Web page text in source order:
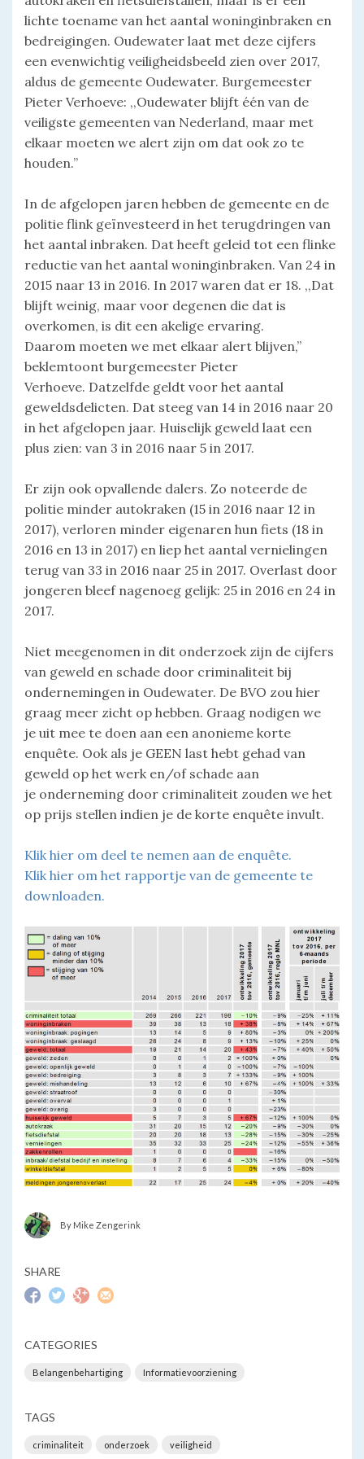
lichte toename van het aantal woninginbraken en
bedreigingen. Oudewater laat met deze cijfers
een evenwichtig veiligheidsbeeld zien over 2017,
aldus de gemeente Oudewater. Burgemeester
Pieter Verhoeve: ,,Oudewater blijft één van de
veiligste gemeenten van Nederland, maar met
elkaar moeten we alert zijn om dat ook zo te
houden.’’
In de afgelopen jaren hebben de gemeente en de
politie flink geïnvesteerd in het terugdringen van
het aantal inbraken. Dat heeft geleid tot een flinke
reductie van het aantal woninginbraken. Van 24 in
2015 naar 13 in 2016. In 2017 waren dat er 18. ,,Dat
blijft weinig, maar voor degenen die dat is
overkomen, is dit een akelige ervaring.
Daarom moeten we met elkaar alert blijven,’’
beklemtoont burgemeester Pieter
Verhoeve. Datzelfde geldt voor het aantal
geweldsdelicten. Dat steeg van 14 in 2016 naar 20
in het afgelopen jaar. Huiselijk geweld laat een
plus zien: van 3 in 2016 naar 5 in 2017.
Er zijn ook opvallende dalers. Zo noteerde de
politie minder autokraken (15 in 2016 naar 12 in
2017), verloren minder eigenaren hun fiets (18 in
2016 en 13 in 2017) en liep het aantal vernielingen
terug van 33 in 2016 naar 25 in 2017. Overlast door
jongeren bleef nagenoeg gelijk: 25 in 2016 en 24 in
2017.
Niet meegenomen in dit onderzoek zijn de cijfers
van geweld en schade door criminaliteit bij
ondernemingen in Oudewater. De BVO zou hier
graag meer zicht op hebben. Graag nodigen we
je uit mee te doen aan een anonieme korte
enquête. Ook als je GEEN last hebt gehad van
geweld op het werk en/of schade aan
je onderneming door criminaliteit zouden we het
op prijs stellen indien je de korte enquête invult.
Klik hier om deel te nemen aan de enquête.
Klik hier om het rapportje van de gemeente te
downloaden.
By Mike Zengerink
SHARE
CATEGORIES
Belangenbehartiging Informatievoorziening
TAGS
criminaliteit onderzoek veiligheid